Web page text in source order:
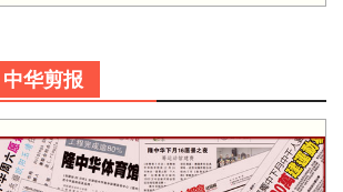
中华剪报